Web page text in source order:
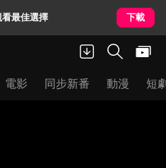
最佳選擇 下載
電影 同步新番 動漫 短